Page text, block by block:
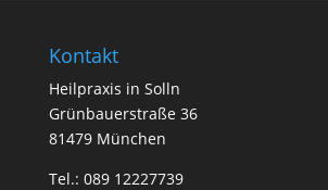
Kontakt
Heilpraxis in Solln
Grünbauerstraße 36
81479 München
Tel.: 089 12227739